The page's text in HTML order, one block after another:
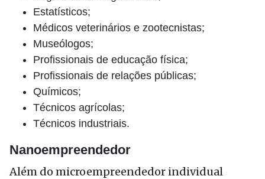
Estatísticos;
Médicos veterinários e zootecnistas;
Museólogos;
Profissionais de educação física;
Profissionais de relações públicas;
Químicos;
Técnicos agrícolas;
Técnicos industriais.
Nanoempreendedor
Além do microempreendedor individual